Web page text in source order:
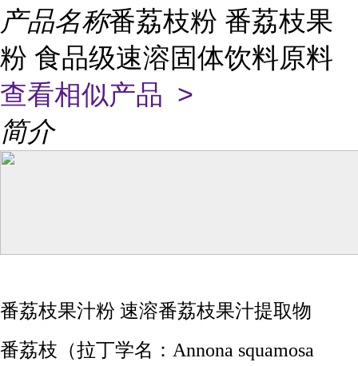
产品名称番荔枝粉 番荔枝果
粉 食品级速溶固体饮料原料
查看相似产品 >
简介
番荔枝果汁粉 速溶番荔枝果汁提取物
番荔枝（拉丁学名：Annona squamosa